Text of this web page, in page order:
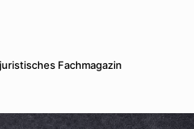
Fachmagazin